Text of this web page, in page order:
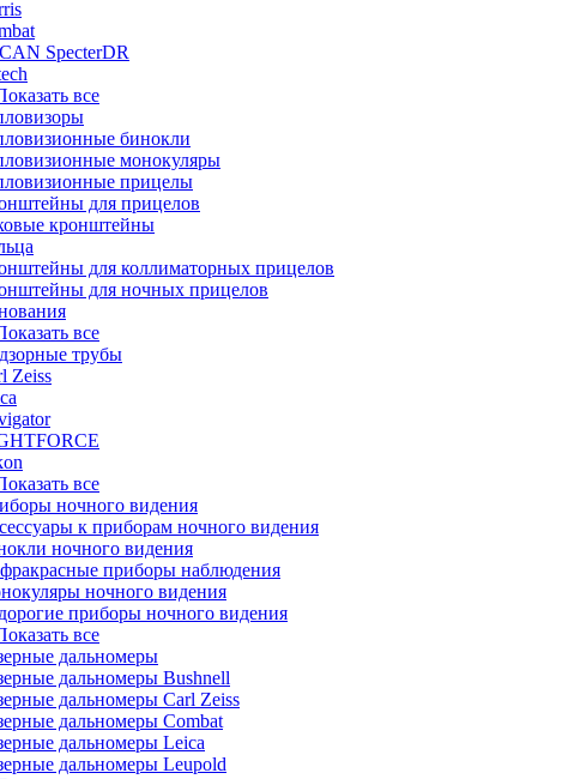
SpecterDR
все
бинокли
монокуляры
прицелы
для прицелов
кронштейны
для коллиматорных прицелов
для ночных прицелов
все
трубы
Zeiss
все
ночного видения
к приборам ночного видения
ночного видения
приборы наблюдения
ночного видения
приборы ночного видения
все
дальномеры
дальномеры Bushnell
дальномеры Carl Zeiss
дальномеры Combat
дальномеры Leica
дальномеры Leupold